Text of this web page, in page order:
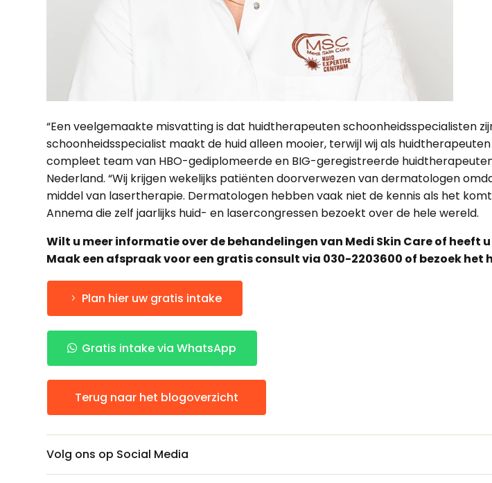
“Een veelgemaakte misvatting is dat huidtherapeuten schoonheidsspecialisten
schoonheidsspecialist maakt de huid alleen mooier, terwijl wij als
compleet team van HBO-gediplomeerde en BIG-geregistreerde
Nederland. “Wij krijgen wekelijks patiënten doorverwezen van dermatologen
middel van lasertherapie. Dermatologen hebben vaak niet de kennis als het
Annema die zelf jaarlijks huid- en lasercongressen bezoekt over de hele wereld.
Wilt u meer informatie over de behandelingen van Medi Skin Care of heeft
Maak een afspraak voor een gratis consult via 030-2203600 of bezoek het
Plan hier uw gratis intake
Gratis intake via WhatsApp
Terug naar het blogoverzicht
Volg ons op Social Media